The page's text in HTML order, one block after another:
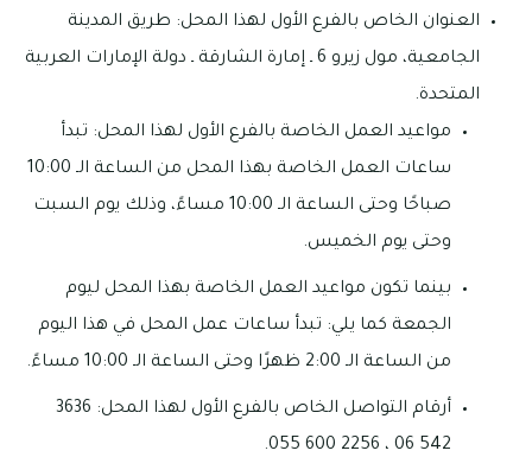
العنوان الخاص بالفرع الأول لهذا المحل: طريق المدينة
الجامعية، مول زيرو 6 ـ إمارة الشارقة ـ دولة الإمارات العربية
المتحدة.
مواعيد العمل الخاصة بالفرع الأول لهذا المحل: تبدأ
ساعات العمل الخاصة بهذا المحل من الساعة الـ 10:00
صباحًا وحتى الساعة الـ 10:00 مساءً، وذلك يوم السبت
وحتى يوم الخميس.
بينما تكون مواعيد العمل الخاصة بهذا المحل ليوم
الجمعة كما يلي: تبدأ ساعات عمل المحل في هذا اليوم
من الساعة الـ 2:00 ظهرًا وحتى الساعة الـ 10:00 مساءً.
أرقام التواصل الخاص بالفرع الأول لهذا المحل: 3636
542 06 ، 2256 600 055.